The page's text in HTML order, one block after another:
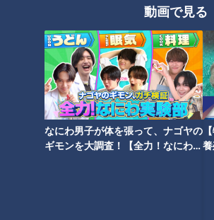
動画で見る
なにわ男子が体を張って、ナゴヤの
ギモンを大調査！【全力！なにわ実
薬も薄まる！？ 乾いた状態で磨
くのが正しい磨き方！？
口臭予防
グミをご